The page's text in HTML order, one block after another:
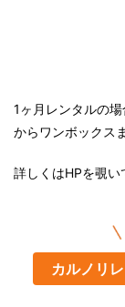
1ヶ月レンタルの
からワンボックス
詳しくはHPを覗
カルノリ